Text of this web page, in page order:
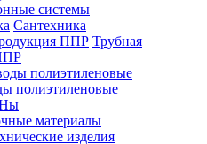
системы
Сантехника
Трубная
полиэтиленовые
материалы